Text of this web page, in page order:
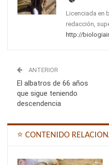
Licenciada en
redacción,
http://
ANTERIOR
El albatros de 66 años
que sigue teniendo
descendencia
⭐ CONTENIDO